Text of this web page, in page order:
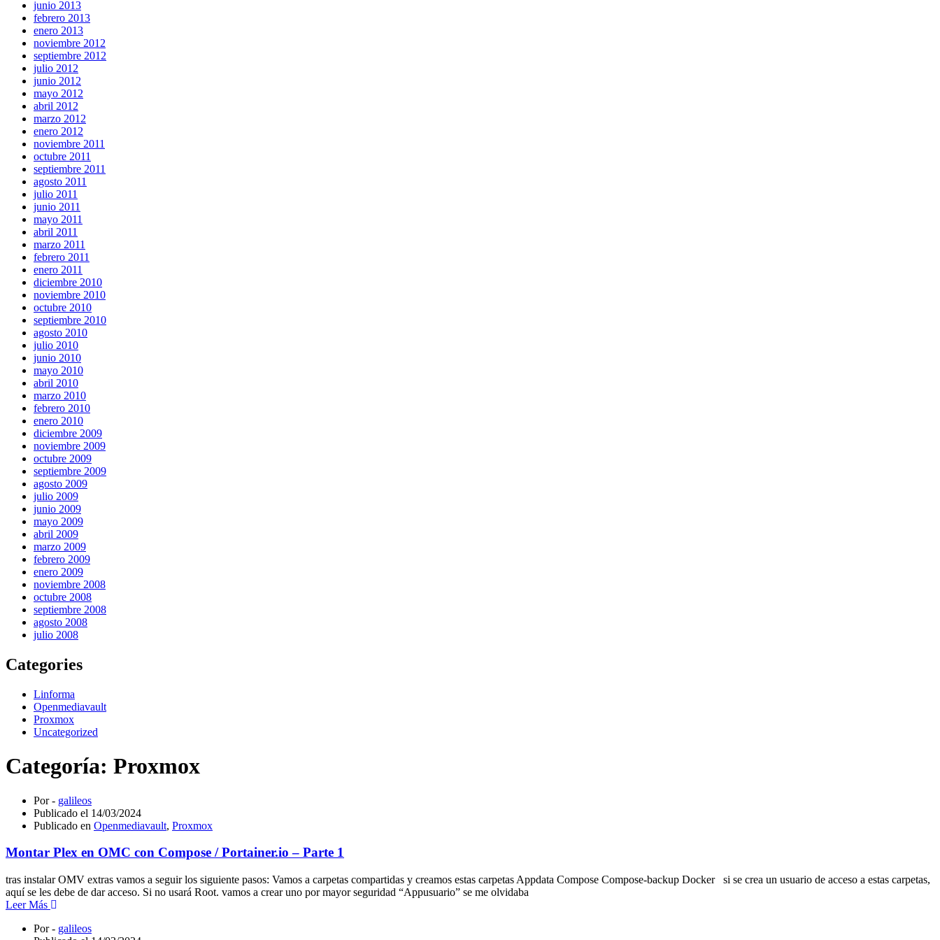
junio 2013
febrero 2013
enero 2013
noviembre 2012
septiembre 2012
julio 2012
junio 2012
mayo 2012
abril 2012
marzo 2012
enero 2012
noviembre 2011
octubre 2011
septiembre 2011
agosto 2011
julio 2011
junio 2011
mayo 2011
abril 2011
marzo 2011
febrero 2011
enero 2011
diciembre 2010
noviembre 2010
octubre 2010
septiembre 2010
agosto 2010
julio 2010
junio 2010
mayo 2010
abril 2010
marzo 2010
febrero 2010
enero 2010
diciembre 2009
noviembre 2009
octubre 2009
septiembre 2009
agosto 2009
julio 2009
junio 2009
mayo 2009
abril 2009
marzo 2009
febrero 2009
enero 2009
noviembre 2008
octubre 2008
septiembre 2008
agosto 2008
julio 2008
Categories
Linforma
Openmediavault
Proxmox
Uncategorized
Categoría: Proxmox
Por - galileos
Publicado el 14/03/2024
Publicado en Openmediavault, Proxmox
Montar Plex en OMC con Compose / Portainer.io – Parte 1
tras instalar OMV extras vamos a seguir los siguiente pasos: Vamos a carpetas compartidas y creamos estas carpetas Appdata Compose Compose-backup Docker si se crea un usuario de acceso a estas carpetas,
aquí se les debe de dar acceso. Si no usará Root. vamos a crear uno por mayor seguridad “Appusuario” se me olvidaba
Leer Más
Por - galileos